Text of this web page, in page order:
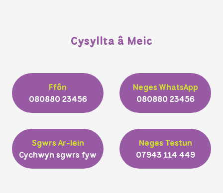
Cysyllta â Meic
Ffôn
080880 23456
Neges WhatsApp
080880 23456
Sgwrs Ar-lein
Cychwyn sgwrs fyw
Neges Testun
07943 114 449